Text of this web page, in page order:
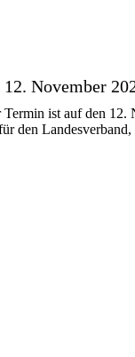
November
ist auf den 12.
den